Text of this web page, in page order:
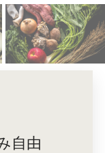
自由